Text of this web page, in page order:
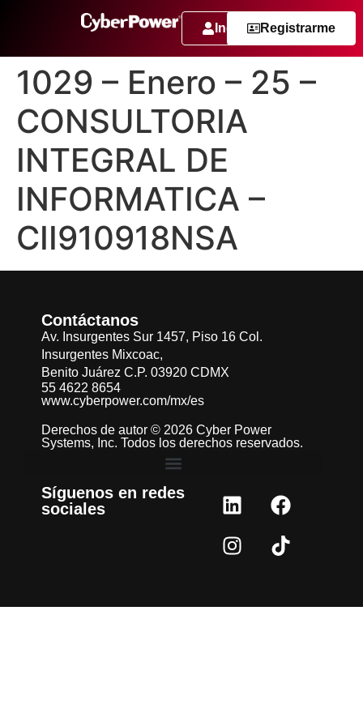
IngresarRegistrarme
1029 – Enero – 25 –
CONSULTORIA
INTEGRAL DE
INFORMATICA –
CII910918NSA
Contáctanos
Av. Insurgentes Sur 1457, Piso 16 Col.
Insurgentes Mixcoac,
Benito Juárez C.P. 03920 CDMX
55 4622 8654
www.cyberpower.com/mx/es
Derechos de autor © 2026 Cyber Power
Systems, Inc. Todos los derechos reservados.
Síguenos en redes
sociales